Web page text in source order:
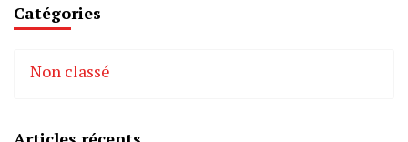
Catégories
Non classé